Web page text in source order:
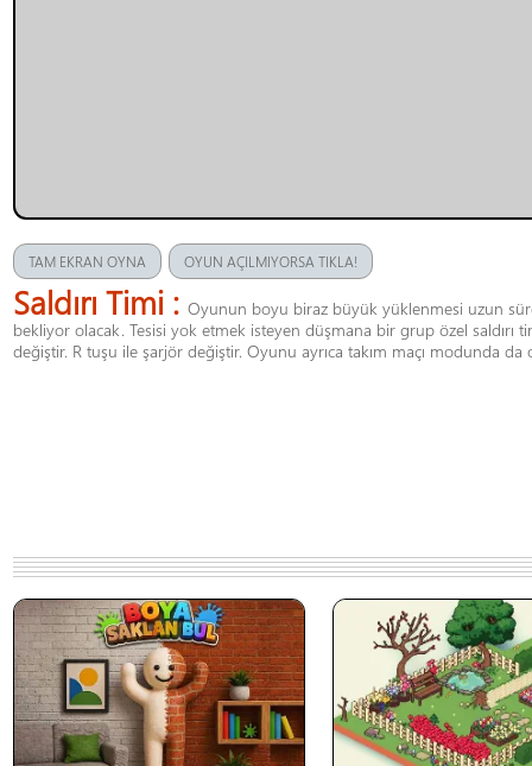
TAM EKRAN OYNA OYUN AÇILMIYORSA TIKLA!
Saldırı Timi : Oyunun boyu biraz büyük yüklenmesi uzun
bekliyor olacak. Tesisi yok etmek isteyen düşmana bir grup özel saldırı
değiştir. R tuşu ile şarjör değiştir. Oyunu ayrıca takım maçı modunda